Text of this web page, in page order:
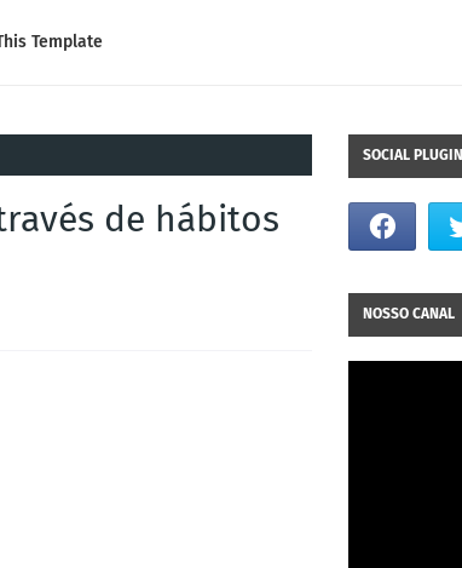
Template
de hábitos
SOCIAL PLUGIN
NOSSO CANAL